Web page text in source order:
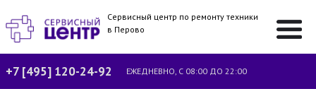
Сервисный центр по ремонту техники
в Перово
+7 [495] 120-24-92 ЕЖЕДНЕВНО, С 08:00 ДО 22:00